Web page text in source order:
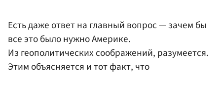
Есть даже ответ на главный вопрос — зачем бы
все это было нужно Америке.
Из геополитических соображений, разумеется.
Этим объясняется и тот факт, что